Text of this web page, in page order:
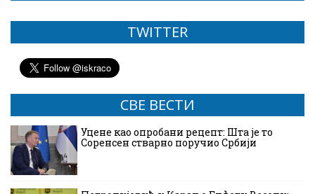
TWITTER
СВЕ ВЕСТИ
Уцене као опробани рецепт: Шта је то
Соренсен стварно поручио Србији